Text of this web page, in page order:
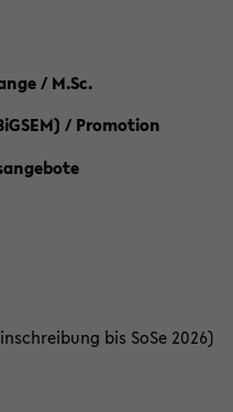
/ M.Sc.
/ Promotion
bis SoSe 2026)